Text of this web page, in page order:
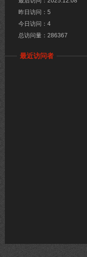
昨日访问：5
今日访问：4
总访问量：286367
最近访问者